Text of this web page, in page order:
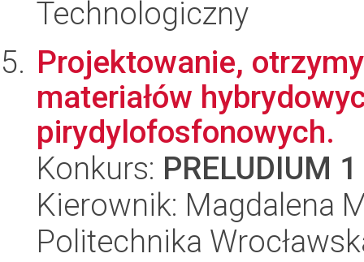
Technologiczny
Projektowanie,
materiałów
pirydylofosfonowych.
Konkurs: PRELUDIUM 1
Kierownik: Magdalena
Politechnika